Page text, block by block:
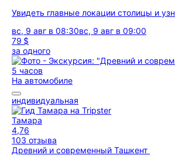
Увидеть главные локации столицы и
вс, 9 авг в 08:30вс, 9 авг в 09:00
79 $
за одного
5 часов
На автомобиле
индивидуальная
Тамара
4,76
103 отзыва
Древний и современный Ташкент